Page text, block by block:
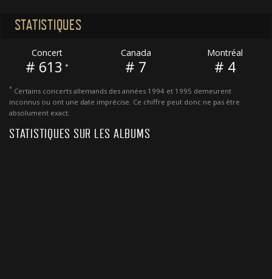
STATISTIQUES
Concert
# 613 *
Canada
# 7
Montréal
# 4
* Certains concerts allemands des années 1994 et 1995 demeurent
inconnus ou ont une date imprécise. Ce chiffre peut donc ne pas être
absolument exact.
STATISTIQUES SUR LES ALBUMS